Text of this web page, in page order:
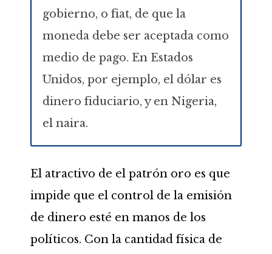
gobierno, o fiat, de que la
moneda debe ser aceptada como
medio de pago. En Estados
Unidos, por ejemplo, el dólar es
dinero fiduciario, y en Nigeria,
el naira.
El atractivo de el patrón oro es que
impide que el control de la emisión
de dinero esté en manos de los
políticos. Con la cantidad física de